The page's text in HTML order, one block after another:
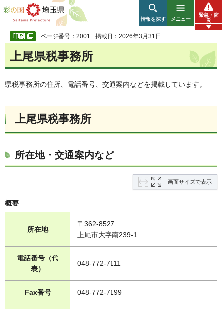
彩の国 埼玉県
情報を探す メニュー
緊急・防
災
ページ番号：2001 掲載日：2026年3月31日
上尾県税事務所
県税事務所の住所、電話番号、交通案内などを掲載しています。
上尾県税事務所
所在地・交通案内など
画面サイズで表示
概要
所在地
〒362-8527
上尾市大字南239-1
電話番号（代
表）
048-772-7111
Fax番号 048-772-7199